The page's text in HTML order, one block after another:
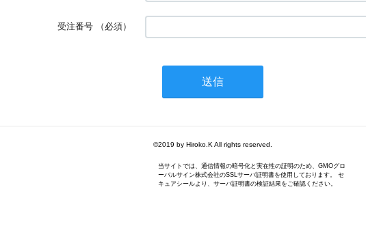
受注番号 （必須）
©2019 by Hiroko.K All rights reserved.
当サイトでは、通信情報の暗号化と実在性の証明のため、GMOグロ
ーバルサイン株式会社のSSLサーバ証明書を使用しております。 セ
キュアシールより、サーバ証明書の検証結果をご確認ください。